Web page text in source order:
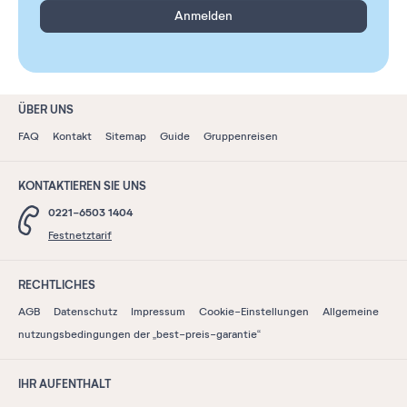
Anmelden
ÜBER UNS
FAQ Kontakt Sitemap Guide Gruppenreisen
KONTAKTIEREN SIE UNS
0221-6503 1404
Festnetztarif
RECHTLICHES
AGB Datenschutz Impressum Cookie-Einstellungen
Allgemeine
nutzungsbedingungen der „best-preis-garantie“
IHR AUFENTHALT